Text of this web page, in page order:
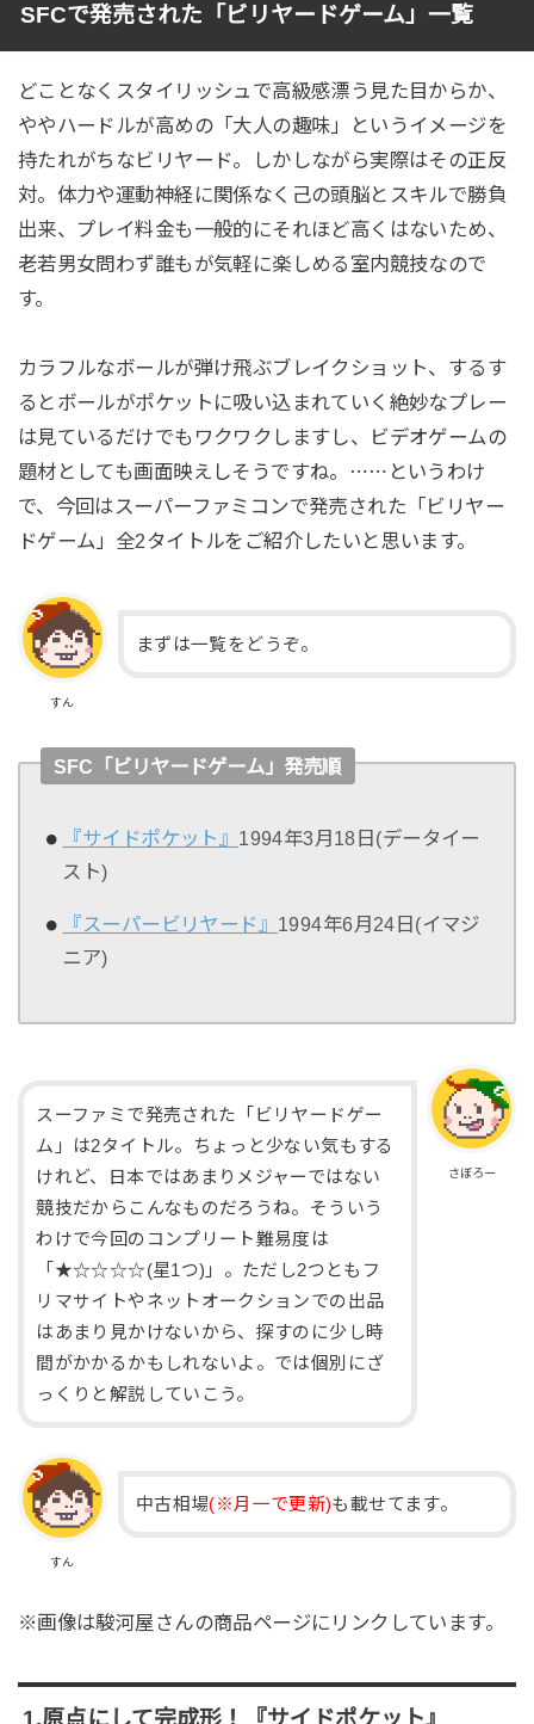
SFCで発売された「ビリヤードゲーム」一覧
どことなくスタイリッシュで高級感漂う見た目からか、
ややハードルが高めの「大人の趣味」というイメージを
持たれがちなビリヤード。しかしながら実際はその正反
対。体力や運動神経に関係なく己の頭脳とスキルで勝負
出来、プレイ料金も一般的にそれほど高くはないため、
老若男女問わず誰もが気軽に楽しめる室内競技なので
す。
カラフルなボールが弾け飛ぶブレイクショット、するす
るとボールがポケットに吸い込まれていく絶妙なプレー
は見ているだけでもワクワクしますし、ビデオゲームの
題材としても画面映えしそうですね。⋯⋯というわけ
で、今回はスーパーファミコンで発売された「ビリヤー
ドゲーム」全2タイトルをご紹介したいと思います。
すん
まずは一覧をどうぞ。
SFC「ビリヤードゲーム」発売順
『サイドポケット』 1994年3月18日(データイー
スト)
『スーパービリヤード』 1994年6月24日(イマジ
ニア)
さぼろー
スーファミで発売された「ビリヤードゲー
ム」は2タイトル。ちょっと少ない気もする
けれど、日本ではあまりメジャーではない
競技だからこんなものだろうね。そういう
わけで今回のコンプリート難易度は
「★☆☆☆☆(星1つ)」。ただし2つともフ
リマサイトやネットオークションでの出品
はあまり見かけないから、探すのに少し時
間がかかるかもしれないよ。では個別にざ
っくりと解説していこう。
すん
中古相場(※月一で更新)も載せてます。
※画像は駿河屋さんの商品ページにリンクしています。
1.原点にして完成形！『サイドポケット』